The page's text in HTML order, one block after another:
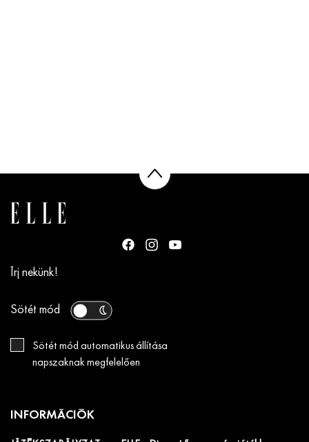
Írj nekünk!
Sötét mód
Sötét mód automatikus állítása
napszaknak megfelelően
INFORMÁCIÓK